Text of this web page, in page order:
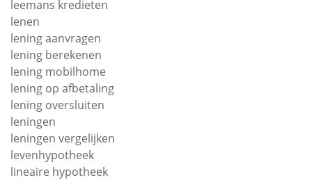
leemans kredieten
lenen
lening aanvragen
lening berekenen
lening mobilhome
lening op afbetaling
lening oversluiten
leningen
leningen vergelijken
levenhypotheek
lineaire hypotheek